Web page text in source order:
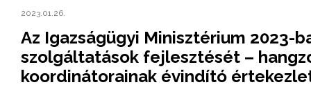
2023.01.26.
Az Igazságügyi Minisztérium
szolgáltatások fejlesztését –
koordinátorainak évindító